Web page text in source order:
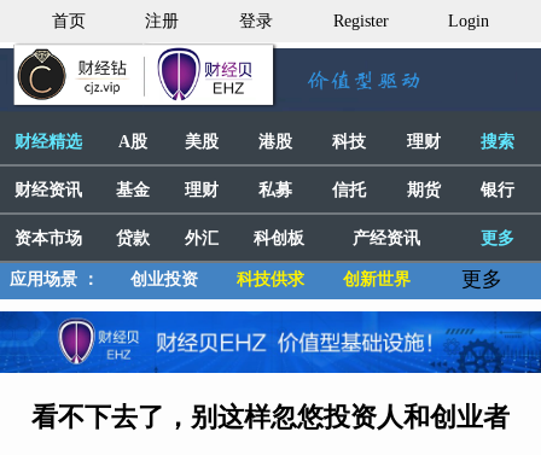
首页 注册 登录 Register Login
财经精选 A股 美股 港股 科技 理财 搜索
财经资讯 基金 理财 私募 信托 期货 银行
资本市场 贷款 外汇 科创板 产经资讯 更多
应用场景 ： 创业投资 科技供求 创新世界 更多
看不下去了，别这样忽悠投资人和创业者